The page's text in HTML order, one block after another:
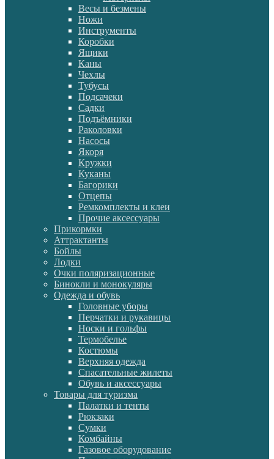
Весы и безмены
Ножи
Инструменты
Коробки
Ящики
Каны
Чехлы
Тубусы
Подсачеки
Садки
Подъёмники
Раколовки
Насосы
Якоря
Кружки
Куканы
Багорики
Отцепы
Ремкомплекты и клеи
Прочие аксессуары
Прикормки
Аттрактанты
Бойлы
Лодки
Очки поляризационные
Бинокли и монокуляры
Одежда и обувь
Головные уборы
Перчатки и рукавицы
Носки и гольфы
Термобелье
Костюмы
Верхняя одежда
Спасательные жилеты
Обувь и аксессуары
Товары для туризма
Палатки и тенты
Рюкзаки
Сумки
Комбайны
Газовое оборудование